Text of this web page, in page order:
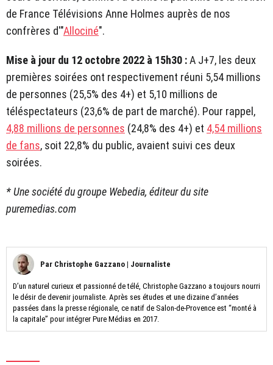
de France Télévisions Anne Holmes auprès de nos
confrères d'"Allociné".
Mise à jour du 12 octobre 2022 à 15h30 :A J+7, les deux
premières soirées ont respectivement réuni 5,54 millions
de personnes (25,5% des 4+) et 5,10 millions de
téléspectateurs (23,6% de part de marché). Pour rappel,
4,88 millions de personnes (24,8% des 4+) et 4,54 millions
de fans, soit 22,8% du public, avaient suivi ces deux
soirées.
* Une société du groupe Webedia, éditeur du site
puremedias.com
Par Christophe Gazzano | Journaliste
D’un naturel curieux et passionné de télé, Christophe Gazzano a toujours nourri
le désir de devenir journaliste. Après ses études et une dizaine d’années
passées dans la presse régionale, ce natif de Salon-de-Provence est “monté à
la capitale” pour intégrer Pure Médias en 2017.